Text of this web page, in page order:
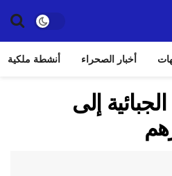
أخبار الصحراء أنشطة ملكية
إلى